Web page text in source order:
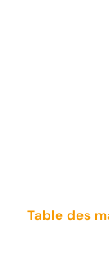
Table des